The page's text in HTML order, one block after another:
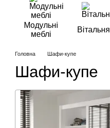
Модульні
меблі
Вітальня
Головна Шафи-купе
Шафи-купе